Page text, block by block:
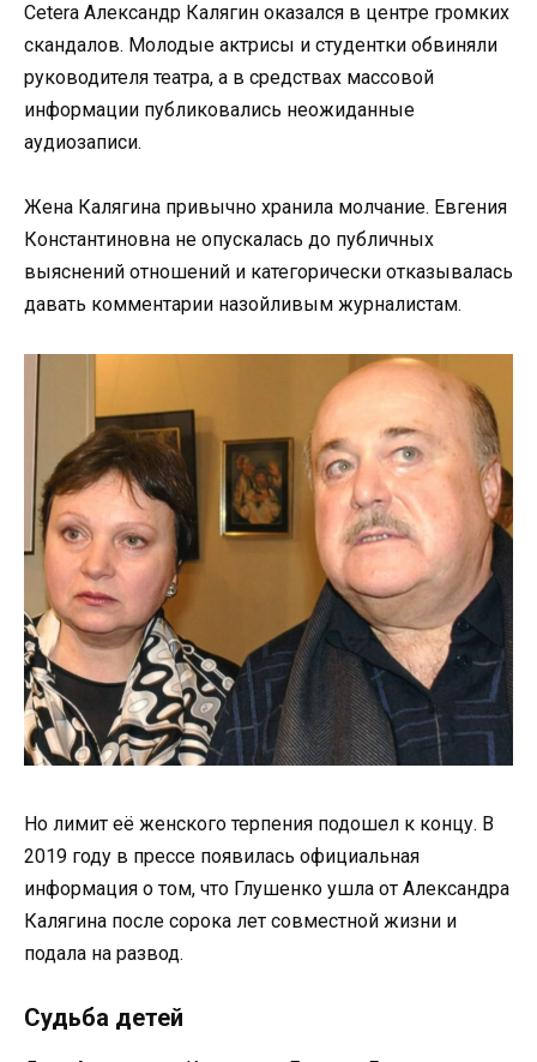
Cetera Александр Калягин оказался в центре громких
скандалов. Молодые актрисы и студентки обвиняли
руководителя театра, а в средствах массовой
информации публиковались неожиданные
аудиозаписи.
Жена Калягина привычно хранила молчание. Евгения
Константиновна не опускалась до публичных
выяснений отношений и категорически отказывалась
давать комментарии назойливым журналистам.
Но лимит её женского терпения подошел к концу. В
2019 году в прессе появилась официальная
информация о том, что Глушенко ушла от Александра
Калягина после сорока лет совместной жизни и
подала на развод.
Судьба детей